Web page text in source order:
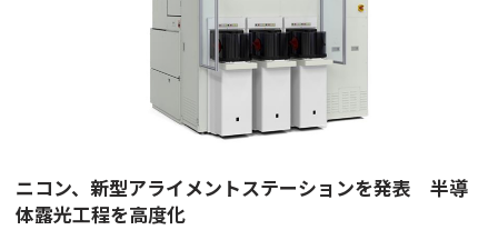
ニコン、新型アライメントステーションを発表 半導
体露光工程を高度化